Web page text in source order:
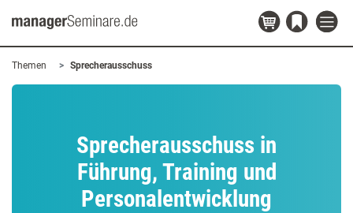
Themen Sprecherausschuss
Sprecherausschuss in
Führung, Training und
Personalentwicklung